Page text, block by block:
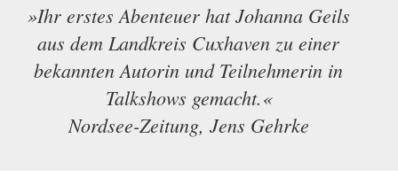
»Ihr erstes Abenteuer hat Johanna Geils
aus dem Landkreis Cuxhaven zu einer
bekannten Autorin und Teilnehmerin in
Talkshows gemacht.«
Nordsee-Zeitung, Jens Gehrke